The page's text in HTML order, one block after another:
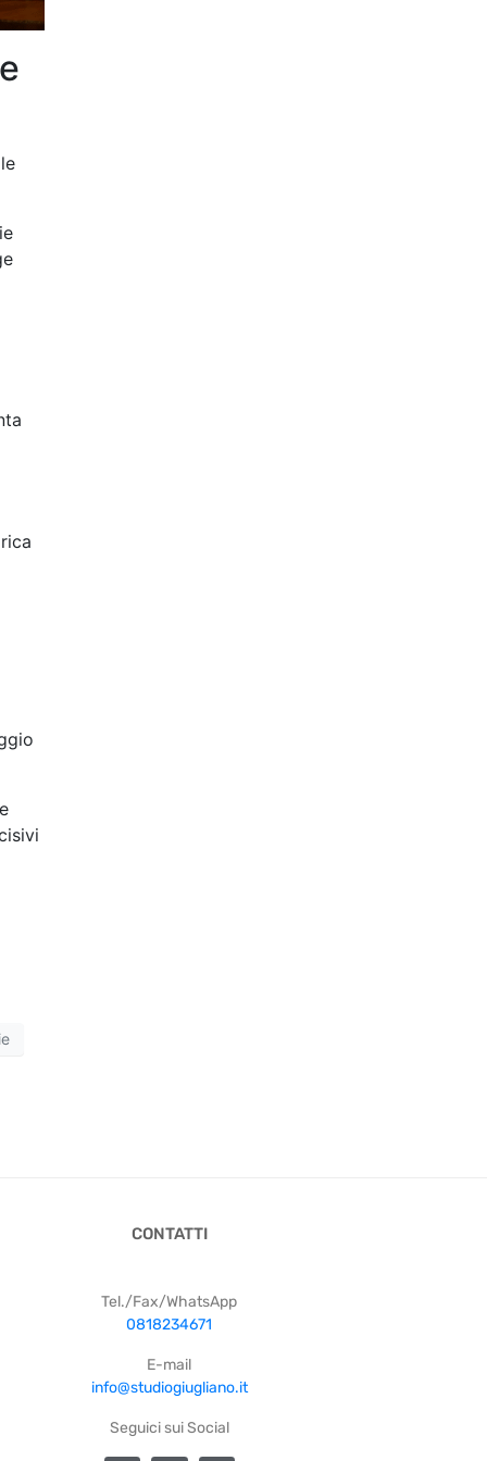
CONTATTI
Tel./Fax/WhatsApp
0818234671
E-mail
info@studiogiugliano.it
Seguici sui Social